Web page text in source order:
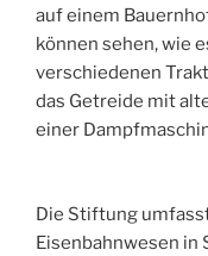
auf einem
können sehen, wie
verschiedenen
das Getreide mit
einer
Die Stiftung
Eisenbahnwesen in